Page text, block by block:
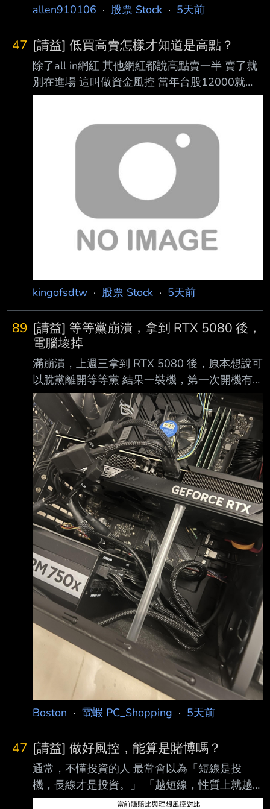
allen910106 · 股票 Stock · 5天前
47 [請益] 低買高賣怎樣才知道是高點？
除了all in網紅 其他網紅都說高點賣一半 賣了就
別在進場 這叫做資金風控 當年台股12000就算
是高點了 依照損益表應該賣出50%股票 漲到
賣出50%剩下原始12.5% 漲到48000再賣出
50%剩下原始6.25% 現在滿手現金該怎辦？ --
kingofsdtw · 股票 Stock · 5天前
89 [請益] 等等黨崩潰，拿到 RTX 5080 後，
電腦壞掉
滿崩潰，上週三拿到 RTX 5080 後，原本想說可
以脫黨離開等等黨 結果一裝機，第一次開機有
成功，還跑了甜甜圈 3D Marks 溫度都很滿意 想
說沒問題，然後就註冊了顯卡延長保固 後來關
機把主機立起來後，然後放上一根吸管當顯卡支
架後，就再也開不了機了 ...
https://i.imgur.com/P8gVI4I.jpeg 嘗試裝回舊的
顯示卡，也開不了機，實在不懂為啥 ... 還是說我
大力出奇蹟嗎 ... QQ 主機有過電， cpu 風扇有
轉、主機板蜂鳴器沒叫、華碩 MB debug 燈沒
亮 http
Boston · 電蝦 PC_Shopping · 5天前
47 [請益] 做好風控，能算是賭博嗎？
通常，不懂投資的人 最常會以為「短線是投
機，長線才是投資。」 「越短線，性質上就越
是接近賭博。」 如果相信這個似是而非的道